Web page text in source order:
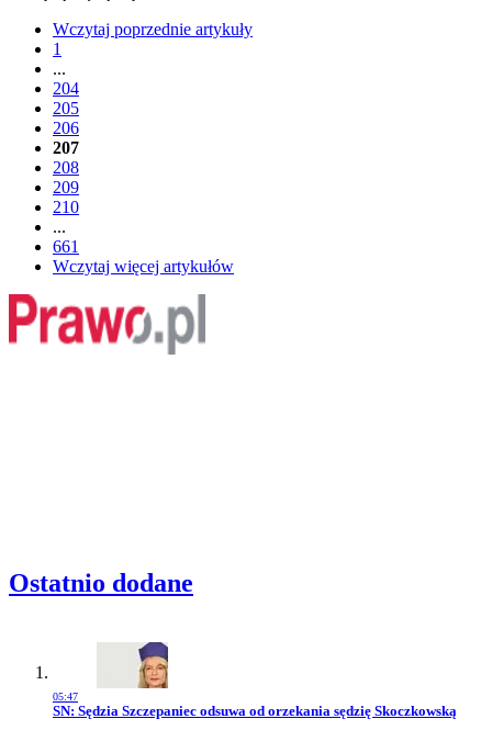
Wczytaj poprzednie artykuły
1
...
204
205
206
207
208
209
210
...
661
Wczytaj więcej artykułów
Ostatnio dodane
05:47
Przejdź do artykułu:
SN: Sędzia Szczepaniec odsuwa od orzekania sędzię Skoczkowską